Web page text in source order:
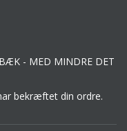
- MED MINDRE DET
bekræftet din ordre.